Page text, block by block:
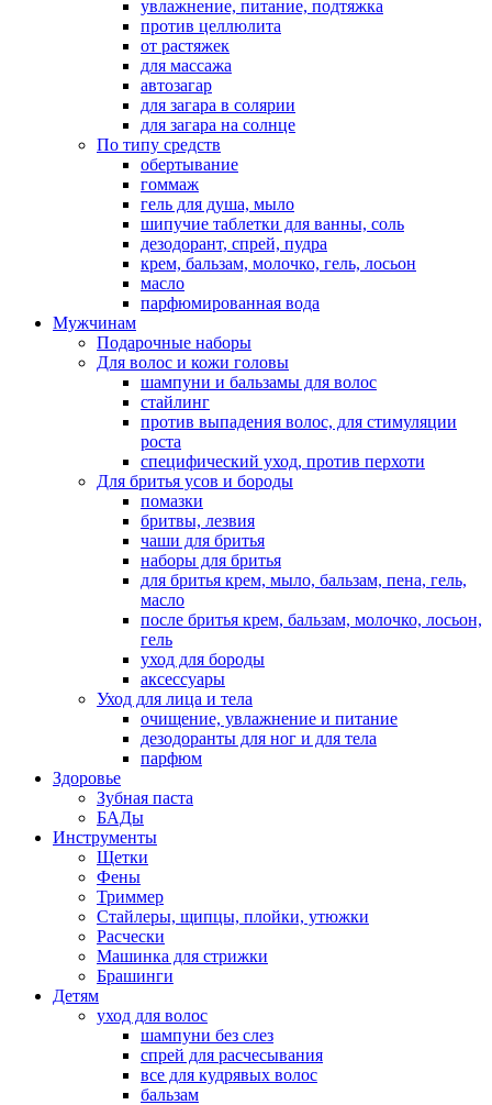
увлажнение, питание, подтяжка
против целлюлита
от растяжек
для массажа
автозагар
для загара в солярии
для загара на солнце
По типу средств
обертывание
гоммаж
гель для душа, мыло
шипучие таблетки для ванны, соль
дезодорант, спрей, пудра
крем, бальзам, молочко, гель, лосьон
масло
парфюмированная вода
Мужчинам
Подарочные наборы
Для волос и кожи головы
шампуни и бальзамы для волос
стайлинг
против выпадения волос, для стимуляции
роста
специфический уход, против перхоти
Для бритья усов и бороды
помазки
бритвы, лезвия
чаши для бритья
наборы для бритья
для бритья крем, мыло, бальзам, пена, гель,
масло
после бритья крем, бальзам, молочко, лосьон,
гель
уход для бороды
аксессуары
Уход для лица и тела
очищение, увлажнение и питание
дезодоранты для ног и для тела
парфюм
Здоровье
Зубная паста
БАДы
Инструменты
Щетки
Фены
Триммер
Стайлеры, щипцы, плойки, утюжки
Расчески
Машинка для стрижки
Брашинги
Детям
уход для волос
шампуни без слез
спрей для расчесывания
все для кудрявых волос
бальзам